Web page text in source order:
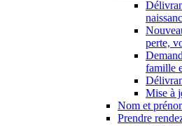
perte,
famille
Mise à
Nom et
Prendre